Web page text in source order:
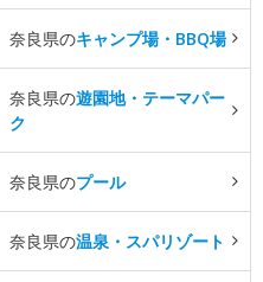
奈良県のキャンプ場・BBQ場
奈良県の遊園地・テーマパー
ク
奈良県のプール
奈良県の温泉・スパリゾート